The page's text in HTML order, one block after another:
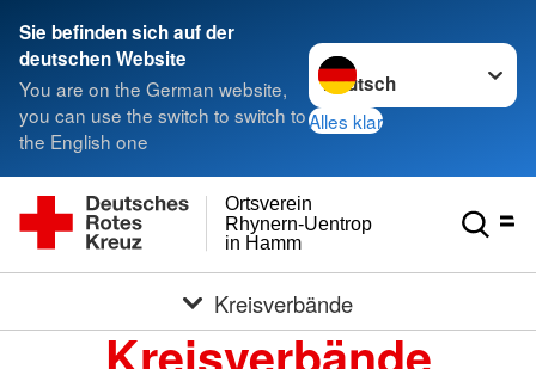
Sie befinden sich auf der
deutschen Website
You are on the German website,
you can use the switch to switch to
the English one
Sprache wechseln zu
Alles klar
in Hamm
Rhynern-Uentrop
Ortsverein
Kreisverbände